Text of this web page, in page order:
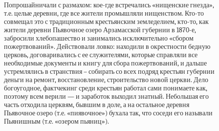
Попрошайничали с размахом: кое-где встречались «нищенские гнезда»,
т.е. целые деревни, где все жители промышляли нищенством. Кто-то
совмещал это с традиционным крестьянским земледелием, кто-то, как
жители деревни Пьявочное озеро Арзамасской губернии в 1870-е,
забросили хлебопашество и занимались исключительно «сбором
пожертвований». Действовали ловко: находили в окрестности бедную
церковь, договаривались с ее служителями, которые справляли все
необходимые документы и книгу для сбора пожертвований, и дальше
устремлялись в странствия – собирать со всех подряд крестьян губернии
деньги на ремонт, восстановление, строительство новой церкви. Дело
богоугодное, фактчекинг среди крестьян работал сами понимаете как,
поэтому всем верили — и заработок выходил знатный. Небольшая его
часть отходила церквям, бывшим в доле, а на остальное деревня
Пьявочное озеро (т.е. «пиявочное») бухала так, что соседи его называли
Пьянишным (т.е. «озером пьяниц»).